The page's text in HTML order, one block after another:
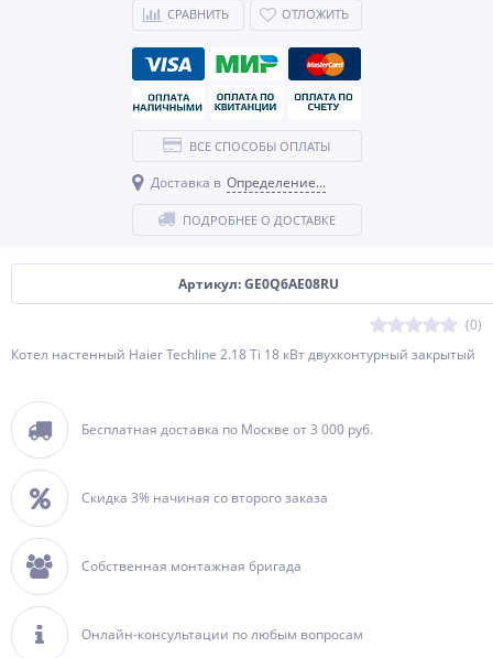
Артикул: GE0Q6AE08RU
(0)
Котел настенный Haier Techline 2.18 Ti 18 кВт двухконтурный закрытый
Бесплатная доставка по Москве от 3 000 руб.
Скидка 3% начиная со второго заказа
Собственная монтажная бригада
Онлайн-консультации по любым вопросам
СРАВНИТЬ ОТЛОЖИТЬ
ВСЕ СПОСОБЫ ОПЛАТЫ
Доставка в Определение...
ПОДРОБНЕЕ О ДОСТАВКЕ